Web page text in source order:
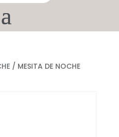
/ MESITA DE NOCHE